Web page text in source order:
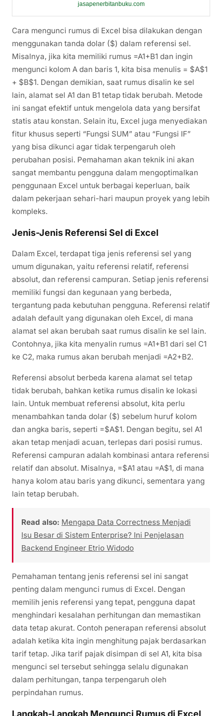
jasapenerbitanbuku.com
Cara mengunci rumus di Excel bisa dilakukan dengan
menggunakan tanda dolar ($) dalam referensi sel.
Misalnya, jika kita memiliki rumus =A1+B1 dan ingin
mengunci kolom A dan baris 1, kita bisa menulis = $A$1
+ $B$1. Dengan demikian, saat rumus disalin ke sel
lain, alamat sel A1 dan B1 tetap tidak berubah. Metode
ini sangat efektif untuk mengelola data yang bersifat
statis atau konstan. Selain itu, Excel juga menyediakan
fitur khusus seperti “Fungsi SUM” atau “Fungsi IF”
yang bisa dikunci agar tidak terpengaruh oleh
perubahan posisi. Pemahaman akan teknik ini akan
sangat membantu pengguna dalam mengoptimalkan
penggunaan Excel untuk berbagai keperluan, baik
dalam pekerjaan sehari-hari maupun proyek yang lebih
kompleks.
Jenis-Jenis Referensi Sel di Excel
Dalam Excel, terdapat tiga jenis referensi sel yang
umum digunakan, yaitu referensi relatif, referensi
absolut, dan referensi campuran. Setiap jenis referensi
memiliki fungsi dan kegunaan yang berbeda,
tergantung pada kebutuhan pengguna. Referensi relatif
adalah default yang digunakan oleh Excel, di mana
alamat sel akan berubah saat rumus disalin ke sel lain.
Contohnya, jika kita menyalin rumus =A1+B1 dari sel C1
ke C2, maka rumus akan berubah menjadi =A2+B2.
Referensi absolut berbeda karena alamat sel tetap
tidak berubah, bahkan ketika rumus disalin ke lokasi
lain. Untuk membuat referensi absolut, kita perlu
menambahkan tanda dolar ($) sebelum huruf kolom
dan angka baris, seperti =$A$1. Dengan begitu, sel A1
akan tetap menjadi acuan, terlepas dari posisi rumus.
Referensi campuran adalah kombinasi antara referensi
relatif dan absolut. Misalnya, =$A1 atau =A$1, di mana
hanya kolom atau baris yang dikunci, sementara yang
lain tetap berubah.
Read also: Mengapa Data Correctness Menjadi
Isu Besar di Sistem Enterprise? Ini Penjelasan
Backend Engineer Etrio Widodo
Pemahaman tentang jenis referensi sel ini sangat
penting dalam mengunci rumus di Excel. Dengan
memilih jenis referensi yang tepat, pengguna dapat
menghindari kesalahan perhitungan dan memastikan
data tetap akurat. Contoh penerapan referensi absolut
adalah ketika kita ingin menghitung pajak berdasarkan
tarif tetap. Jika tarif pajak disimpan di sel A1, kita bisa
mengunci sel tersebut sehingga selalu digunakan
dalam perhitungan, tanpa terpengaruh oleh
perpindahan rumus.
Langkah-Langkah Mengunci Rumus di Excel